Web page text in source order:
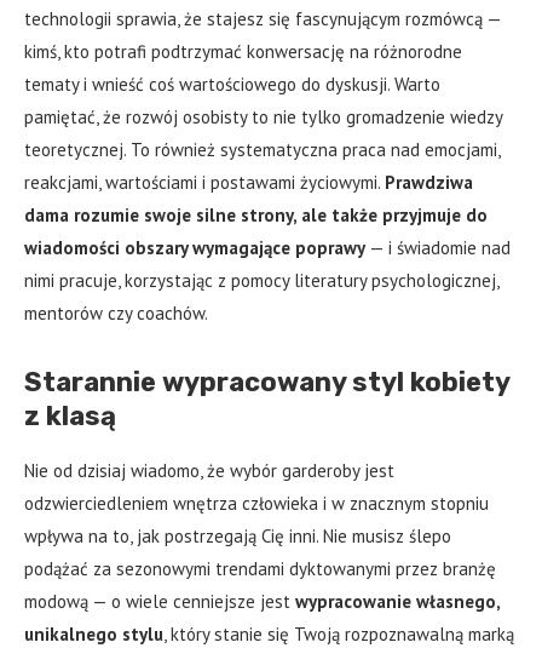
technologii sprawia, że stajesz się fascynującym rozmówcą —
kimś, kto potrafi podtrzymać konwersację na różnorodne
tematy i wnieść coś wartościowego do dyskusji. Warto
pamiętać, że rozwój osobisty to nie tylko gromadzenie wiedzy
teoretycznej. To również systematyczna praca nad emocjami,
reakcjami, wartościami i postawami życiowymi. Prawdziwa
dama rozumie swoje silne strony, ale także przyjmuje do
wiadomości obszary wymagające poprawy— i świadomie nad
nimi pracuje, korzystając z pomocy literatury psychologicznej,
mentorów czy coachów.
Starannie wypracowany styl kobiety
z klasą
Nie od dzisiaj wiadomo, że wybór garderoby jest
odzwierciedleniem wnętrza człowieka i w znacznym stopniu
wpływa na to, jak postrzegają Cię inni. Nie musisz ślepo
podążać za sezonowymi trendami dyktowanymi przez branżę
modową — o wiele cenniejsze jest wypracowanie własnego,
unikalnego stylu, który stanie się Twoją rozpoznawalną marką